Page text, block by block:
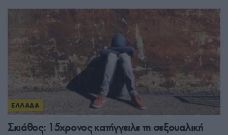
ΕΛΛΑΔΑ
Σκιάθος: 15χρονος κατήγγειλε τη σεξουαλική